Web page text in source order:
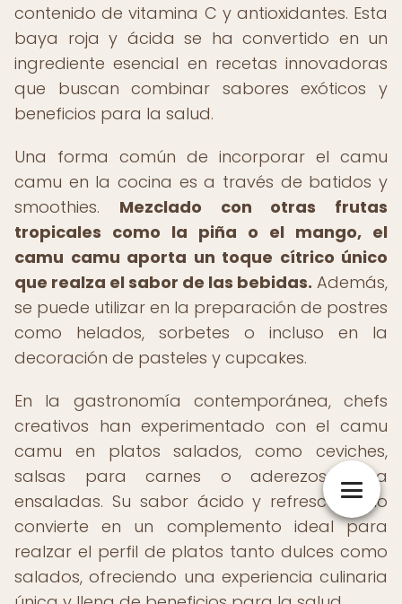
contenido de vitamina C y antioxidantes. Esta
baya roja y ácida se ha convertido en un
ingrediente esencial en recetas innovadoras
que buscan combinar sabores exóticos y
beneficios para la salud.
Una forma común de incorporar el camu
camu en la cocina es a través de batidos y
smoothies. Mezclado con otras frutas
tropicales como la piña o el mango, el
camu camu aporta un toque cítrico único
que realza el sabor de las bebidas. Además,
se puede utilizar en la preparación de postres
como helados, sorbetes o incluso en la
decoración de pasteles y cupcakes.
En la gastronomía contemporánea, chefs
creativos han experimentado con el camu
camu en platos salados, como ceviches,
salsas para carnes o aderezos para
ensaladas. Su sabor ácido y refrescante lo
convierte en un complemento ideal para
realzar el perfil de platos tanto dulces como
salados, ofreciendo una experiencia culinaria